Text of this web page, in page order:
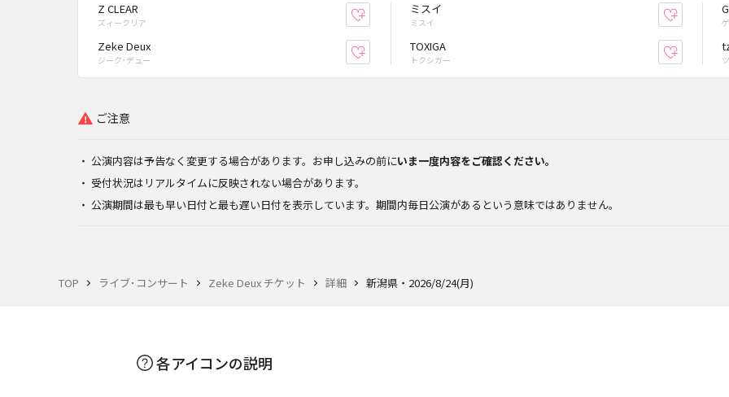
TOP ライブ･コンサート Zeke Deux チケット 詳細 新潟県・2026/8/24(月)
Z CLEAR
ズィークリア お気に入り登録
ミスイ
ミスイ お気に
Zeke Deux
ジーク･デュー お気に入り登録
TOXIGA
トクシガー お気に
ご注意
公演内容は予告なく変更する場合があります。お申し込みの前にいま一度内容をご確認ください。
受付状況はリアルタイムに反映されない場合があります。
公演期間は最も早い日付と最も遅い日付を表示しています。期間内毎日公演があるという意味ではありません。
各アイコンの説明